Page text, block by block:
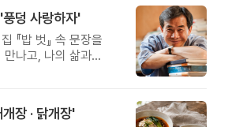
덩 사랑하자'
『밥 벗』 속 문장을
만나고, 나의 삶과
장 · 닭개장'